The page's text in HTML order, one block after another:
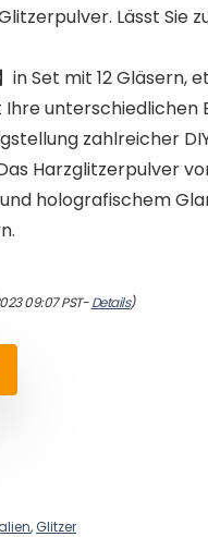
Lässt Sie
in Set mit 12 Gläsern,
unterschiedlichen
zahlreicher
Harzglitzerpulver
holografischem
09:07 PST-Details)
, Glitzer